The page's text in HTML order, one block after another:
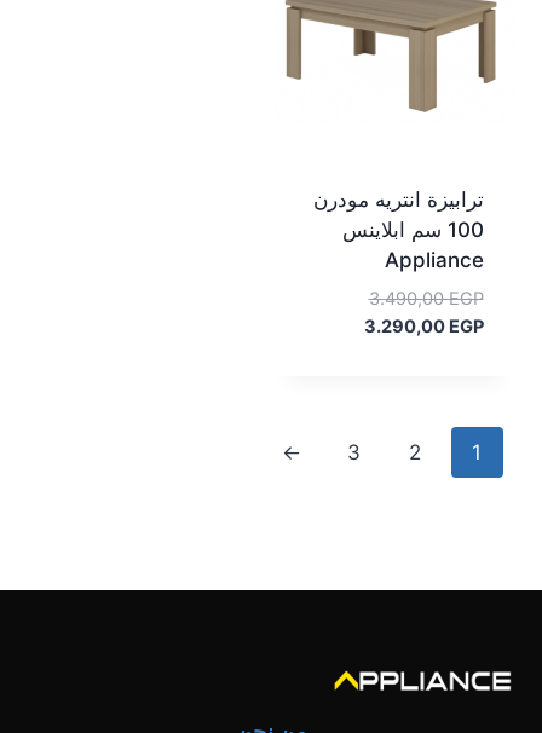
ترابيزة انتريه مودرن
100 سم ابلاينس
Appliance
3.490,00EGP
السعر
الأصلي3.290,00 EGP
السعر
1
2
3
←